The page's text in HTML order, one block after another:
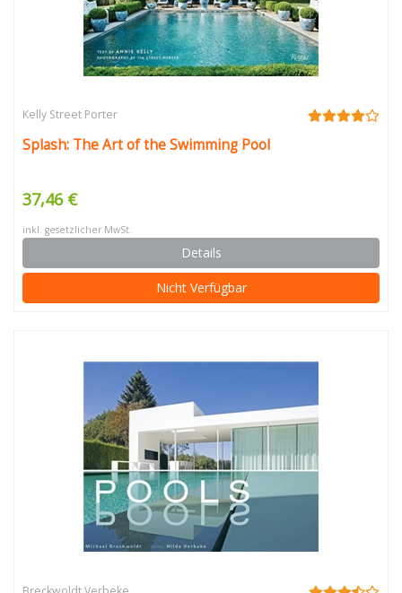
Kelly Street Porter
Splash: The Art of the Swimming Pool
37,46 €
inkl. gesetzlicher MwSt.
Details
Nicht Verfügbar